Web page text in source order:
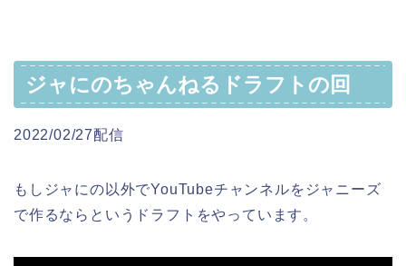
ジャにのちゃんねるドラフトの回
2022/02/27配信
もしジャにの以外でYouTubeチャンネルをジャニーズ
で作るならというドラフトをやっています。